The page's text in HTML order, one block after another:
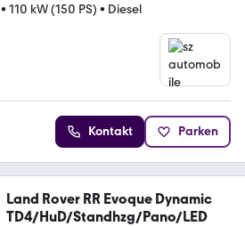
• 110 kW (150 PS) • Diesel
Kontakt Parken
Land Rover RR Evoque Dynamic
TD4/HuD/Standhzg/Pano/LED